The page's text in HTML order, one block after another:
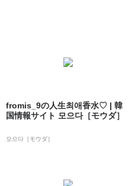
fromis_9の人生최애香水♡ | 韓
国情報サイト 모으다［モウダ］
모으다［モウダ］